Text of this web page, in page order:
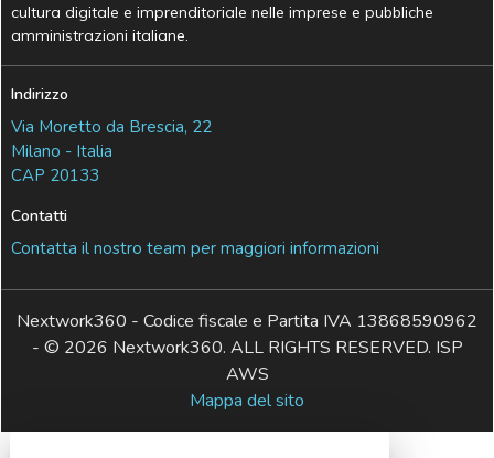
cultura digitale e imprenditoriale nelle imprese e pubbliche
amministrazioni italiane.
Indirizzo
Via Moretto da Brescia, 22
Milano - Italia
CAP 20133
Contatti
Contatta il nostro team per maggiori informazioni
Nextwork360 - Codice fiscale e Partita IVA 13868590962
- © 2026 Nextwork360. ALL RIGHTS RESERVED. ISP
AWS
Mappa del sito